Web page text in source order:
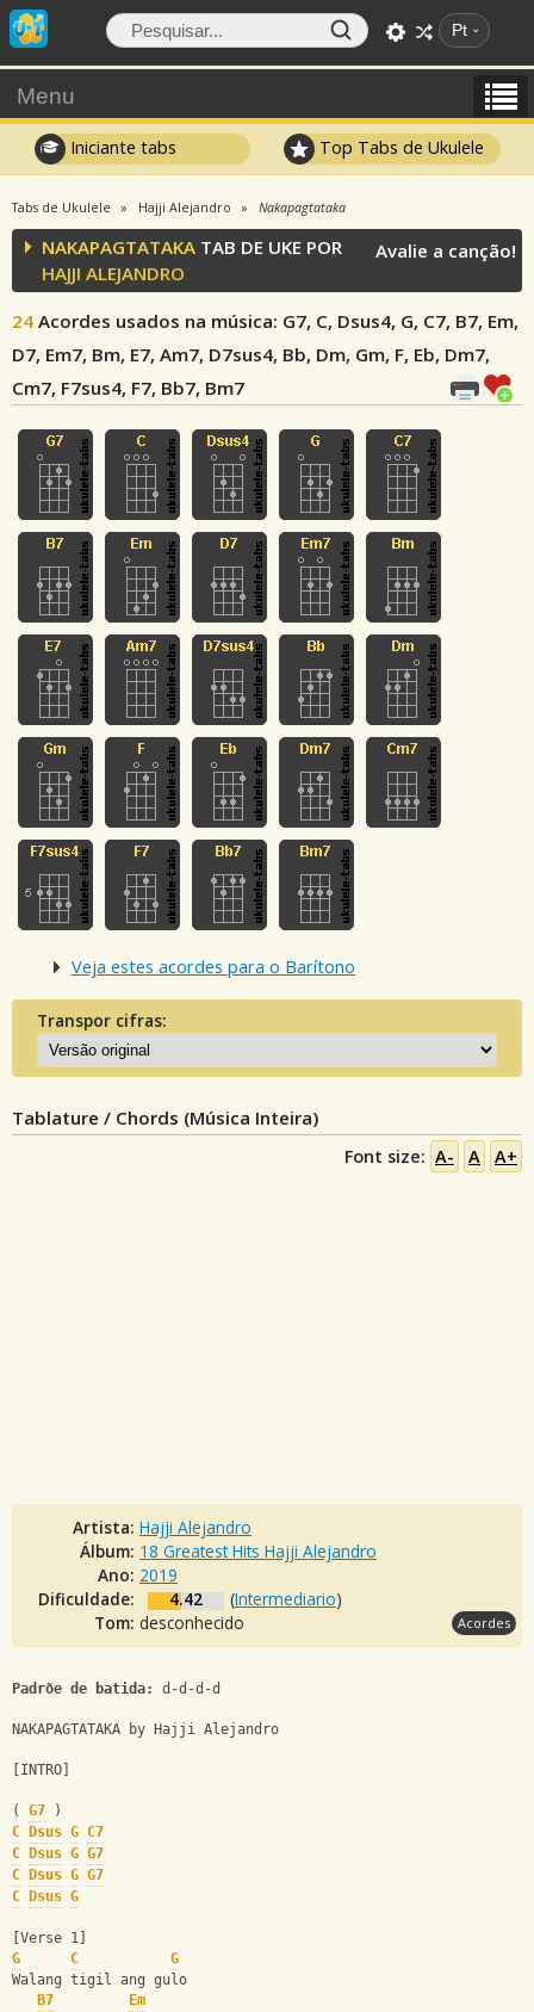
Pt
Menu
Iniciante tabs Top Tabs de Ukulele
Tabs de Ukulele Hajji Alejandro Nakapagtataka
NAKAPAGTATAKA TAB DE UKE POR
HAJJI ALEJANDRO
24 Acordes usados na música: G7, C, Dsus4, G, C7, B7, Em,
D7, Em7, Bm, E7, Am7, D7sus4, Bb, Dm, Gm, F, Eb, Dm7,
Cm7, F7sus4, F7, Bb7, Bm7
Avalie a canção!
Veja estes acordes para o Barítono
Transpor cifras:
Tablature / Chords (Música Inteira)
Font size: A- A A+
Artista: Hajji Alejandro
Álbum: 18 Greatest Hits Hajji Alejandro
Ano: 2019
Dificuldade:
4.42 (Intermediario)
Tom: desconhecido Acordes
Padrõe de batida: d-d-d-d
NAKAPAGTATAKA by Hajji Alejandro
[INTRO]
( G7 )
C
Dsus G C7
C
Dsus G G7
C
Dsus G G7
C
Dsus G
[Verse 1]
G
C
G
Walang tigil ang gulo
B7
Em